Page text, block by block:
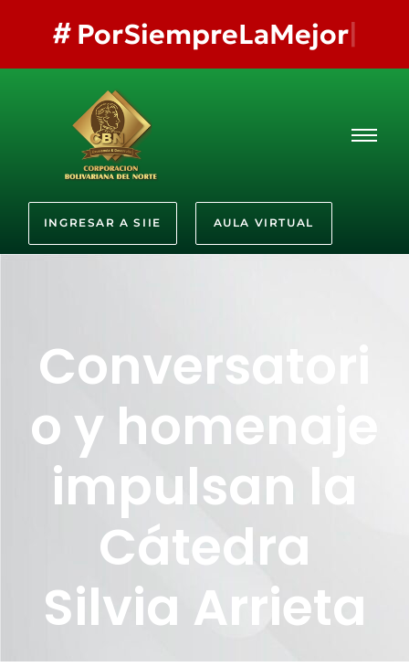
# PorSiempreLaMejor
INGRESAR A SIIE AULA VIRTUAL
Conversatori
o y homenaje
impulsan la
Cátedra
Silvia Arrieta